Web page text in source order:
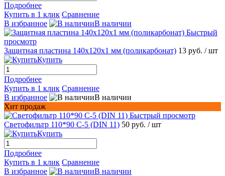
Подробнее
Купить в 1 клик Сравнение
В избранное
В наличии
Быстрый
просмотр
Защитная пластина 140х120x1 мм (поликарбонат) 13 руб. / шт
Купить
Подробнее
Купить в 1 клик Сравнение
В избранное
В наличии
Хит продаж
Быстрый просмотр
Светофильтр 110*90 С-5 (DIN 11) 50 руб. / шт
Купить
Подробнее
Купить в 1 клик Сравнение
В избранное
В наличии